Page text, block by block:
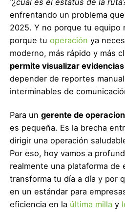
enfrentando un problema
2025. Y no porque tu equipo
porque tu operación ya
moderno, más rápido y más
permite visualizar evidencias
depender de reportes
interminables de
Para un gerente de
es pequeña. Es la brecha
dirigir una operación
Por eso, hoy vamos a
realmente una plataforma de
transforma tu día a día y por
en un estándar para
eficiencia en la última milla y